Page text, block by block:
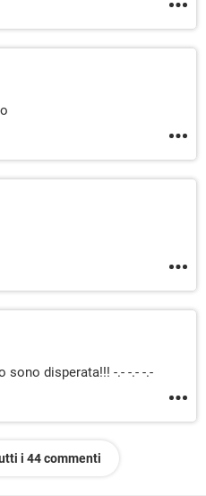
disperata!!! -.- -.- -.-
i 44 commenti